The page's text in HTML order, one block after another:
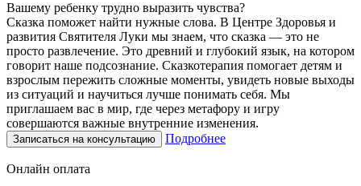
Вашему ребенку трудно выразить чувства?
Сказка поможет найти нужные слова. В Центре Здоровья и
развития Святителя Луки мы знаем, что сказка — это не
просто развлечение. Это древний и глубокий язык, на котором
говорит наше подсознание. Сказкотерапия помогает детям и
взрослым пережить сложные моменты, увидеть новые выходы
из ситуаций и научиться лучше понимать себя. Мы
приглашаем вас в мир, где через метафору и игру
совершаются важные внутренние изменения.
Записаться на консультацию Подробнее
Онлайн оплата